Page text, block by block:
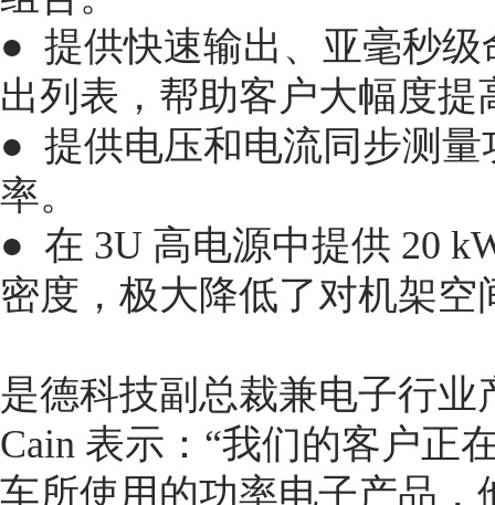
● 提供快速输出、亚毫秒级
出列表，帮助客户大幅度提
● 提供电压和电流同步测
率。
● 在 3U 高电源中提供 20
密度，极大降低了对机架空
是德科技副总裁兼电子行业
Cain 表示：“我们的客户正
车所使用的功率电子产品